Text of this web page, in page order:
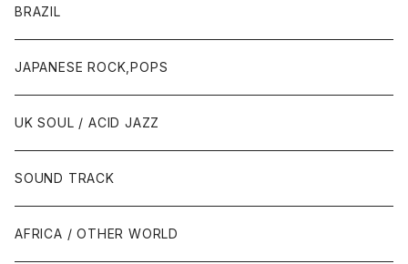
BRAZIL
JAPANESE ROCK,POPS
UK SOUL / ACID JAZZ
SOUND TRACK
AFRICA / OTHER WORLD